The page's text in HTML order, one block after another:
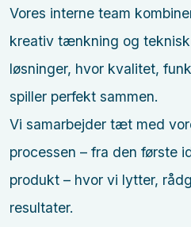
Vores interne team
kreativ tænkning og
løsninger, hvor kvalitet,
spiller perfekt sammen.
Vi samarbejder tæt med
processen – fra den første
produkt – hvor vi lytter,
resultater.